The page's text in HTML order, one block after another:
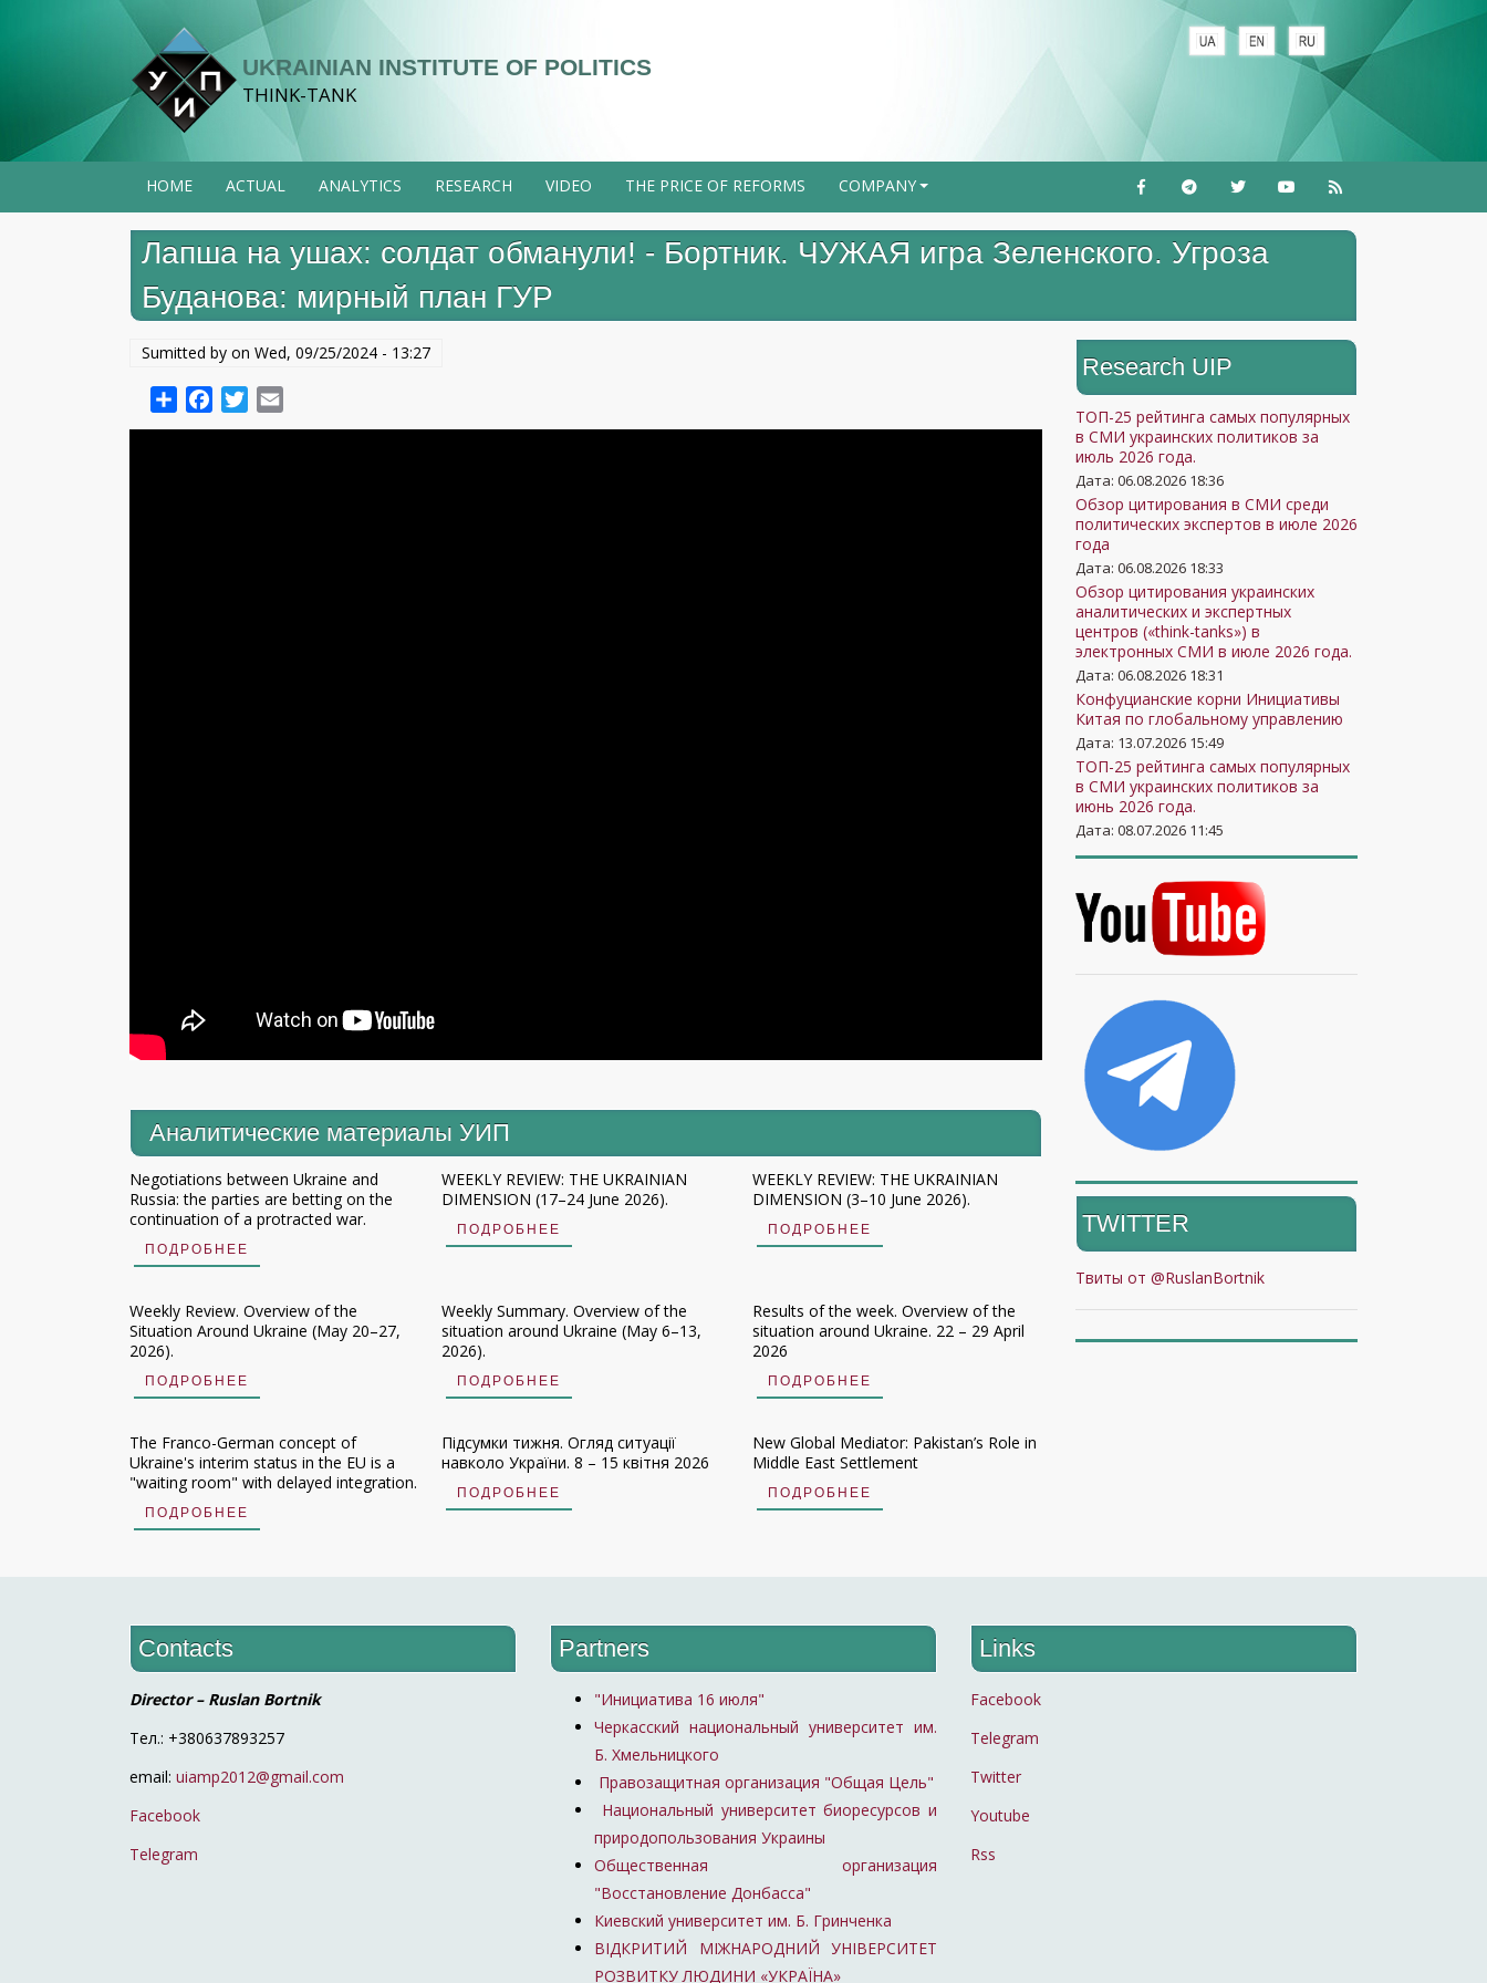
UKRAINIAN INSTITUTE OF POLITICS
THINK-TANK
HOME ACTUAL ANALYTICS RESEARCH VIDEO THE PRICE OF REFORMS +
COMPANY
Лапша на ушах: солдат обманули! - Бортник. ЧУЖАЯ игра Зеленского. Угроза
Буданова: мирный план ГУР
Sumitted by on Wed, 09/25/2024 - 13:27
ShareFacebookTwitter
Аналитические материалы УИП
Negotiations between Ukraine and
Russia: the parties are betting on the
continuation of a protracted war.
ПОДРОБНЕЕ
WEEKLY REVIEW: THE UKRAINIAN
DIMENSION (17–24 June 2026).
ПОДРОБНЕЕ
WEEKLY REVIEW: THE UKRAINIAN
DIMENSION (3–10 June 2026).
ПОДРОБНЕЕ
Weekly Review. Overview of the
Situation Around Ukraine (May 20–27,
2026).
ПОДРОБНЕЕ
Weekly Summary. Overview of the
situation around Ukraine (May 6–13,
2026).
ПОДРОБНЕЕ
Results of the week. Overview of the
situation around Ukraine. 22 – 29 April
2026
ПОДРОБНЕЕ
The Franco-German concept of
Ukraine's interim status in the EU is a
"waiting room" with delayed integration.
ПОДРОБНЕЕ
Підсумки тижня. Огляд ситуації
навколо України. 8 – 15 квітня 2026
ПОДРОБНЕЕ
New Global Mediator: Pakistan’s Role in
Middle East Settlement
ПОДРОБНЕЕ
Research UIP
ТОП-25 рейтинга самых популярных
в СМИ украинских политиков за
июль 2026 года.
Дата: 06.08.2026 18:36
Обзор цитирования в СМИ среди
политических экспертов в июле 2026
года
Дата: 06.08.2026 18:33
Обзор цитирования украинских
аналитических и экспертных
центров («think-tanks») в
электронных СМИ в июле 2026 года.
Дата: 06.08.2026 18:31
Конфуцианские корни Инициативы
Китая по глобальному управлению
Дата: 13.07.2026 15:49
ТОП-25 рейтинга самых популярных
в СМИ украинских политиков за
июнь 2026 года.
Дата: 08.07.2026 11:45
TWITTER
Твиты от @RuslanBortnik
Contacts
Director – Ruslan Bortnik
Тел.: +380637893257
email: uiamp2012@gmail.com
Facebook
Telegram
Partners
"Инициатива 16 июля"
Черкасский национальный университет им.
Б. Хмельницкого
Правозащитная организация "Общая Цель"
Национальный университет биоресурсов и
природопользования Украины
Общественная организация
"Восстановление Донбасса"
Киевский университет им. Б. Гринченка
ВІДКРИТИЙ МІЖНАРОДНИЙ УНІВЕРСИТЕТ
РОЗВИТКУ ЛЮДИНИ «УКРАЇНА»
Links
Facebook
Telegram
Twitter
Youtube
Rss